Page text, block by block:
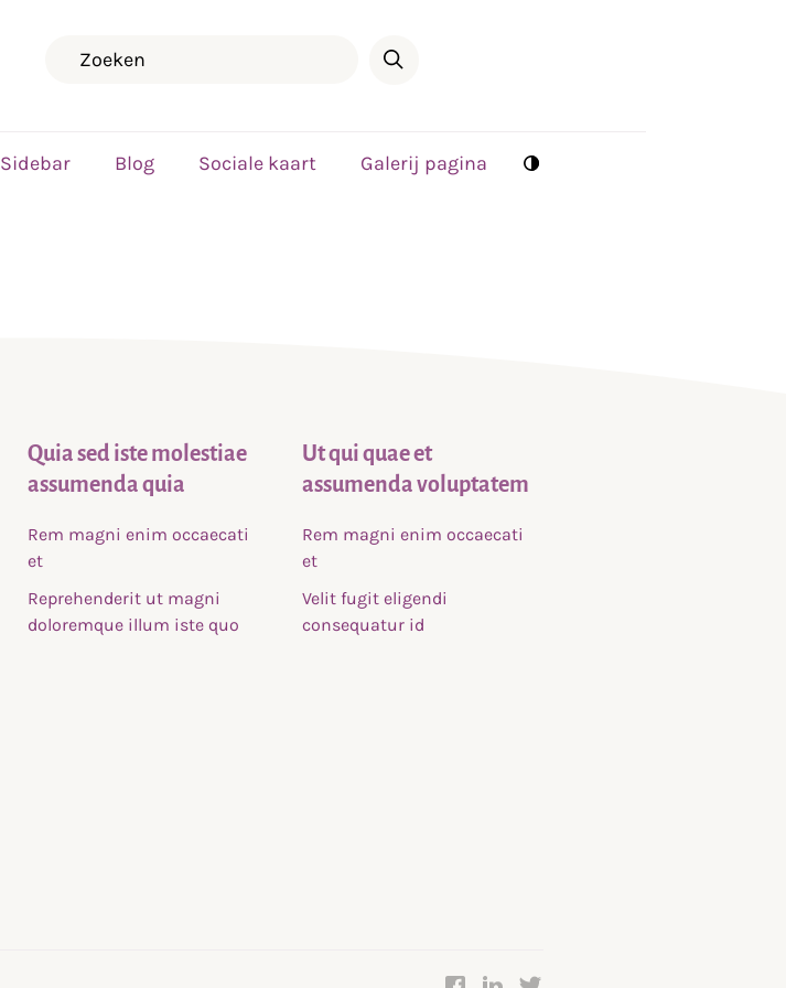
Sidebar Blog Sociale kaart Galerij pagina
Quia sed iste molestiae
assumenda quia
Rem magni enim occaecati
et
Reprehenderit ut magni
doloremque illum iste quo
Ut qui quae et
assumenda voluptatem
Rem magni enim occaecati
et
Velit fugit eligendi
consequatur id